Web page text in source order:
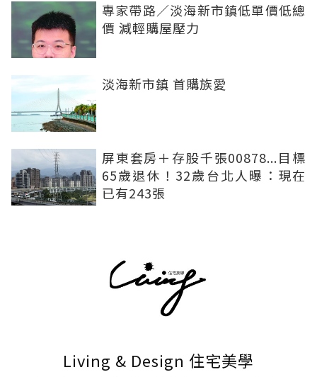
專家帶路／淡海新市鎮低單價低總
價 減輕購屋壓力
淡海新市鎮 首購族愛
屏東套房＋存股千張00878...目標
65歲退休！32歲台北人曝：現在
已有243張
Living & Design 住宅美學